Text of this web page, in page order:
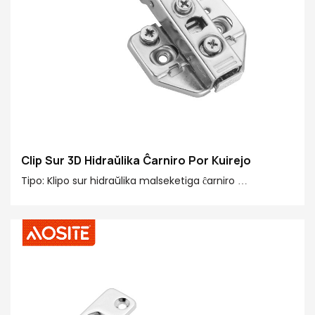
Clip Sur 3D Hidraŭlika Ĉarniro Por Kuirejo
Tipo: Klipo sur hidraŭlika malseketiga ĉarniro
Diametro de ĉarnira taso: 35mm
Finpoluro: nikelita